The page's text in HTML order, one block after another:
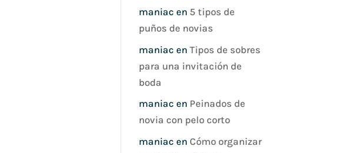
maniac en 5 tipos de
puños de novias
maniac en Tipos de sobres
para una invitación de
boda
maniac en Peinados de
novia con pelo corto
maniac en Cómo organizar